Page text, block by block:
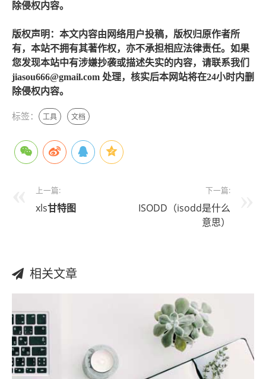
除侵权内容。
版权声明：本文内容由网络用户投稿，版权归原作者所
有，本站不拥有其著作权，亦不承担相应法律责任。如果
您发现本站中有涉嫌抄袭或描述失实的内容，请联系我们
jiasou666@gmail.com 处理，核实后本网站将在24小时内删
除侵权内容。
标签： 工具 文档
上一篇:
xls甘特图
下一篇:
ISODD（isodd是什么
意思）
相关文章